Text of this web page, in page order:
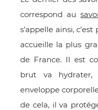
correspond au
s’appelle ainsi,
accueille la plus
de France. Il est
brut va hydrater,
enveloppe
de cela, il va